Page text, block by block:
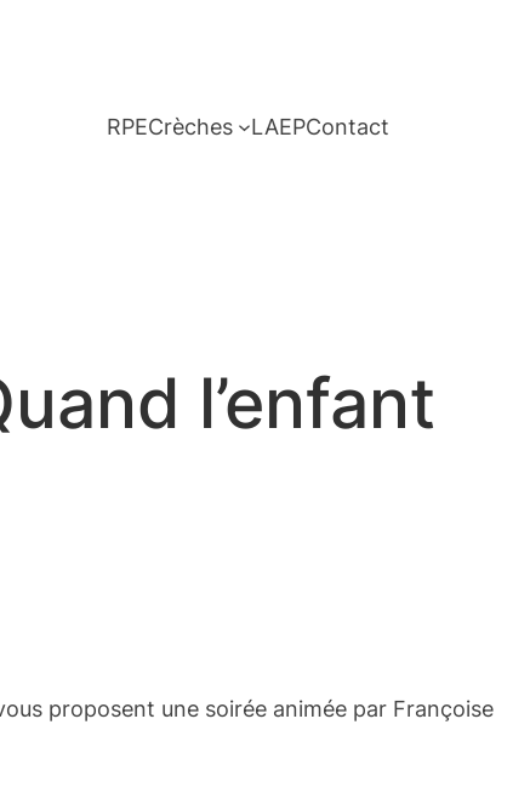
RPECrèches LAEPContact
l’enfant
proposent une soirée animée par Françoise